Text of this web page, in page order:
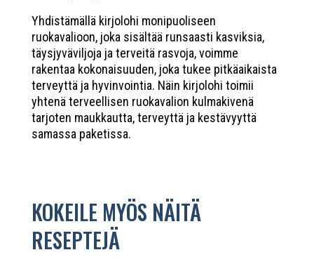
Yhdistämällä kirjolohi monipuoliseen
ruokavalioon, joka sisältää runsaasti kasviksia,
täysjyväviljoja ja terveitä rasvoja, voimme
rakentaa kokonaisuuden, joka tukee pitkäaikaista
terveyttä ja hyvinvointia. Näin kirjolohi toimii
yhtenä terveellisen ruokavalion kulmakivenä
tarjoten maukkautta, terveyttä ja kestävyyttä
samassa paketissa.
KOKEILE MYÖS NÄITÄ
RESEPTEJÄ